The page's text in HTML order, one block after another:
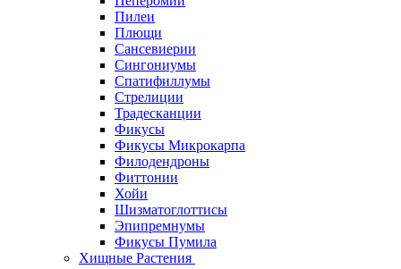
Пилеи
Плющи
Сансевиерии
Сингониумы
Спатифиллумы
Стрелиции
Традесканции
Фикусы
Фикусы Микрокарпа
Филодендроны
Фиттонии
Хойи
Шизматоглоттисы
Эпипремнумы
Фикусы Пумила
Хищные Растения